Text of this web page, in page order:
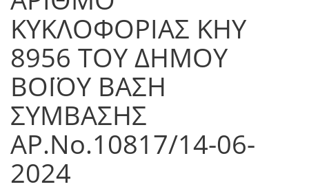
ΚΥΚΛΟΦΟΡΙΑΣ ΚΗΥ
8956 ΤΟΥ ΔΗΜΟΥ
ΒΟΪΟΥ ΒΑΣΗ
ΣΥΜΒΑΣΗΣ
ΑΡ.Νο.10817/14-06-
2024